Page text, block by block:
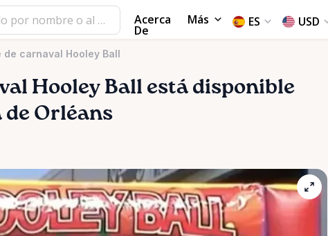
Acerca
De
Más ES USD
carnaval Hooley Ball
Hooley Ball está disponible
de Orléans